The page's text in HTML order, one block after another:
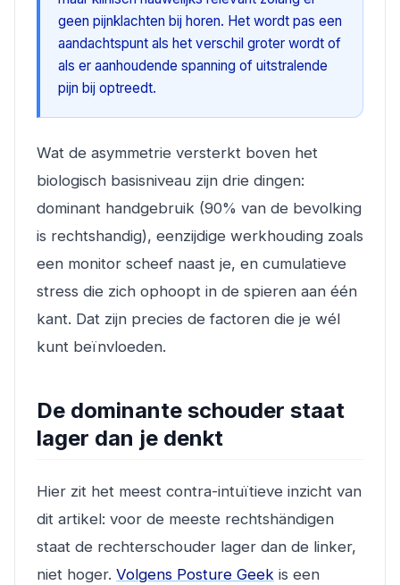
geen pijnklachten bij horen. Het wordt pas een
aandachtspunt als het verschil groter wordt of
als er aanhoudende spanning of uitstralende
pijn bij optreedt.
Wat de asymmetrie versterkt boven het
biologisch basisniveau zijn drie dingen:
dominant handgebruik (90% van de bevolking
is rechtshandig), eenzijdige werkhouding zoals
een monitor scheef naast je, en cumulatieve
stress die zich ophoopt in de spieren aan één
kant. Dat zijn precies de factoren die je wél
kunt beïnvloeden.
De dominante schouder staat
lager dan je denkt
Hier zit het meest contra-intuïtieve inzicht van
dit artikel: voor de meeste rechtshändigen
staat de rechterschouder lager dan de linker,
niet hoger. Volgens Posture Geek is een